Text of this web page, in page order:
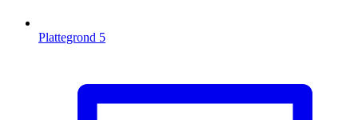
Plattegrond 5